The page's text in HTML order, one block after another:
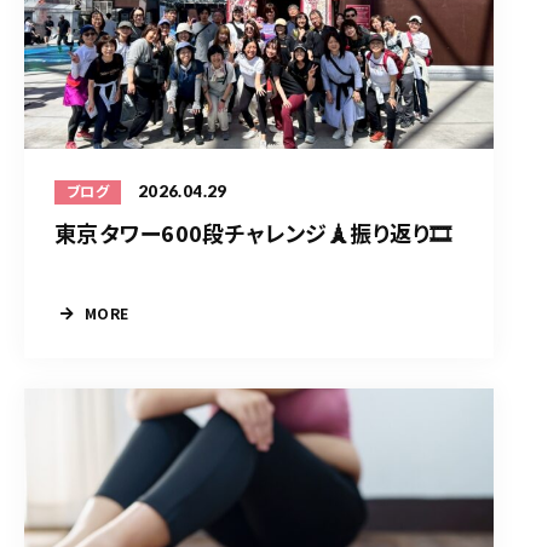
ブログ 2026.04.29
東京タワー600段チャレンジ🗼振り返り🎞️
MORE